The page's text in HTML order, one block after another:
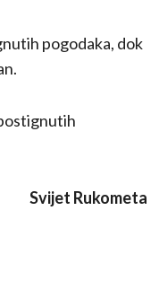
pogodaka, dok
Svijet Rukometa